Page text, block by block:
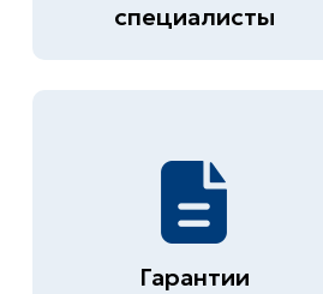
Гарантии
специалисты